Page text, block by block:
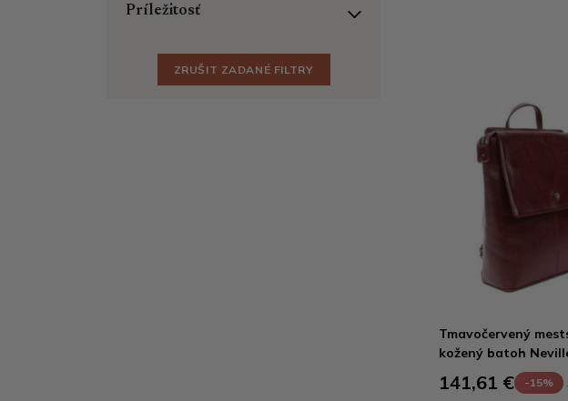
Príležitosť
ZRUŠIT ZADANÉ FILTRY
Tmavočervený
kožený batoh
141,61 € -15%